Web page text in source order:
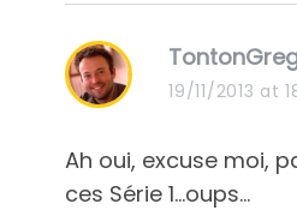
s
a
s
:
19/11/2013 at
Ah oui, excuse moi,
ces Série 1…oups…